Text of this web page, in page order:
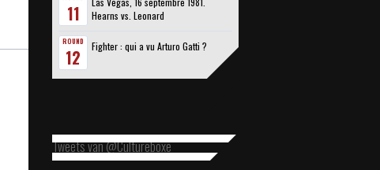
11
Hearns vs. Leonard
ROUND
12 Fighter : qui a vu Arturo Gatti ?
Tweets van @Cultureboxe